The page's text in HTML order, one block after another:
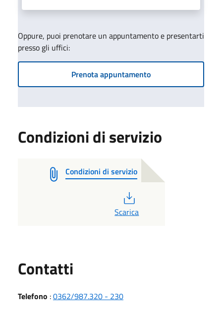
Oppure, puoi prenotare un appuntamento e presentarti
presso gli uffici:
Prenota appuntamento
Condizioni di servizio
Condizioni di servizio
Scarica
Contatti
Telefono :0362/987.320 - 230